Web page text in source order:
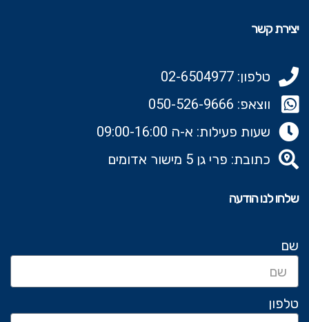
יצירת קשר
טלפון: 02-6504977
ווצאפ: 050-526-9666‬
שעות פעילות: א-ה 09:00-16:00
כתובת: פרי גן 5 מישור אדומים
שלחו לנו הודעה
שם
טלפון